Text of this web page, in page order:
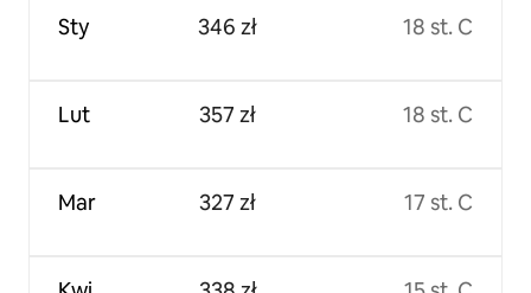
Sty
Lut
Mar
346 zł
357 zł
327 zł
18 st. C
18 st. C
17 st. C